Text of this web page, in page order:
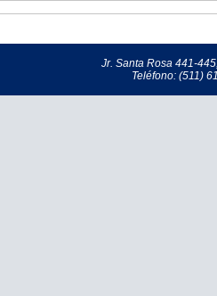
Jr. Santa Rosa 441-
Teléfono: (511)